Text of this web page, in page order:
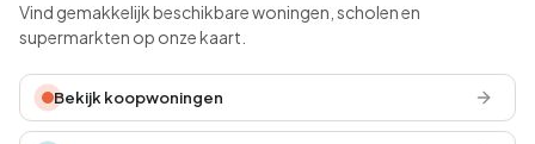
Vind gemakkelijk beschikbare woningen, scholen en
supermarkten op onze kaart.
Bekijk koopwoningen